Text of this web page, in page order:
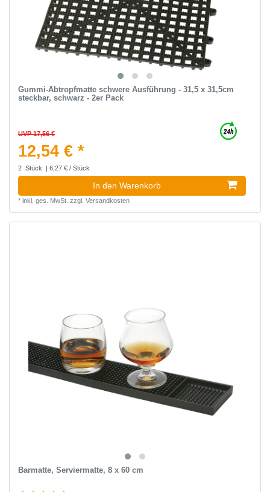
Gummi-Abtropfmatte schwere Ausführung - 31,5 x 31,5cm
steckbar, schwarz - 2er Pack
UVP 17,56 €
12,54 € *
2 Stück | 6,27 € / Stück
In den Warenkorb
* inkl. ges. MwSt. zzgl. Versandkosten
Barmatte, Serviermatte, 8 x 60 cm